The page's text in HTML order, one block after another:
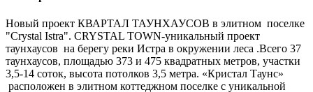
Новый проект КВАРТАЛ ТАУНХАУСОВ в элитном поселке
"Crystal Istra". CRYSTAL TOWN-уникальный проект
таунхаусов на берегу реки Истра в окружении леса .Всего 37
таунхаусов, площадью 373 и 475 квадратных метров, участки
3,5-14 соток, высота потолков 3,5 метра. «Кристал Таунс»
расположен в элитном коттеджном поселке с уникальной